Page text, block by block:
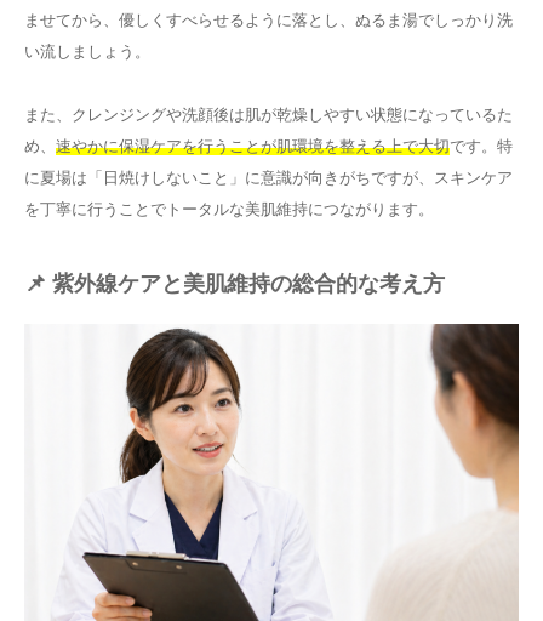
ませてから、優しくすべらせるように落とし、ぬるま湯でしっかり洗
い流しましょう。
また、クレンジングや洗顔後は肌が乾燥しやすい状態になっているた
め、 速やかに保湿ケアを行うことが肌環境を整える上で大切です。特
に夏場は「日焼けしないこと」に意識が向きがちですが、スキンケア
を丁寧に行うことでトータルな美肌維持につながります。
📌 紫外線ケアと美肌維持の総合的な考え方